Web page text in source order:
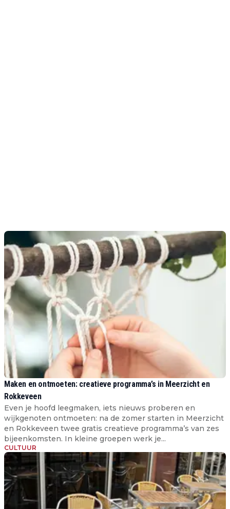
Maken en ontmoeten: creatieve programma’s in Meerzicht en
Rokkeveen
Even je hoofd leegmaken, iets nieuws proberen en
wijkgenoten ontmoeten: na de zomer starten in Meerzicht
en Rokkeveen twee gratis creatieve programma’s van zes
bijeenkomsten. In kleine groepen werk je...
CULTUUR